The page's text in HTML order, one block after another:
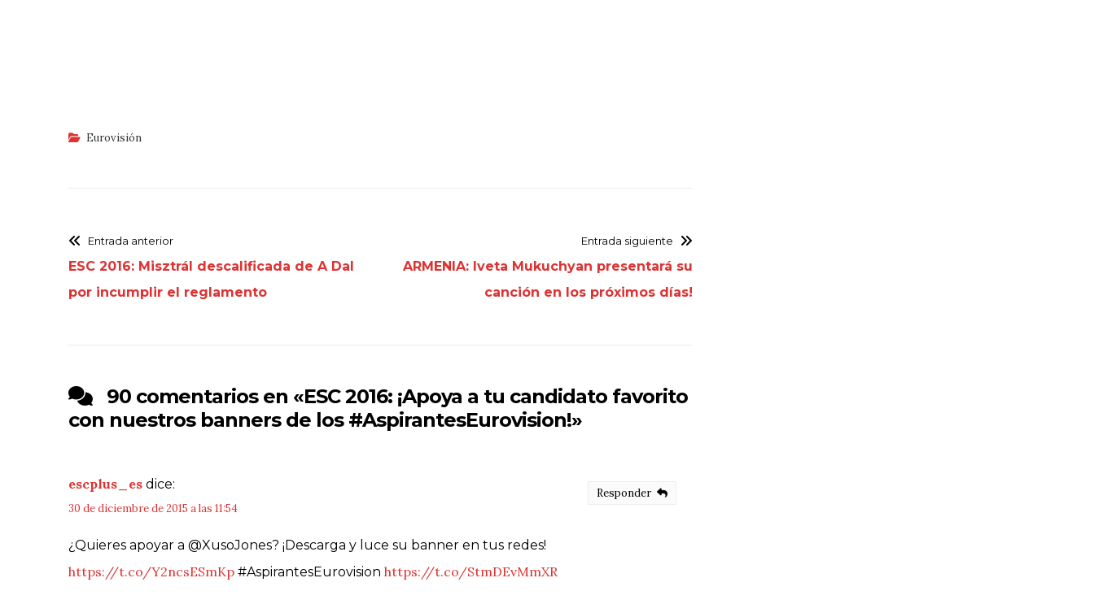
Eurovisión
Entrada anterior
ESC 2016: Misztrál descalificada de A Dal
por incumplir el reglamento
Entrada siguiente
ARMENIA: Iveta Mukuchyan presentará su
canción en los próximos días!
90 comentarios en «ESC 2016: ¡Apoya a tu candidato favorito
con nuestros banners de los #AspirantesEurovision!»
escplus_es dice:
30 de diciembre de 2015 a las 11:54
¿Quieres apoyar a @XusoJones? ¡Descarga y luce su banner en tus redes!
https://t.co/Y2ncsESmKp #AspirantesEurovision https://t.co/StmDEvMmXR
Responder